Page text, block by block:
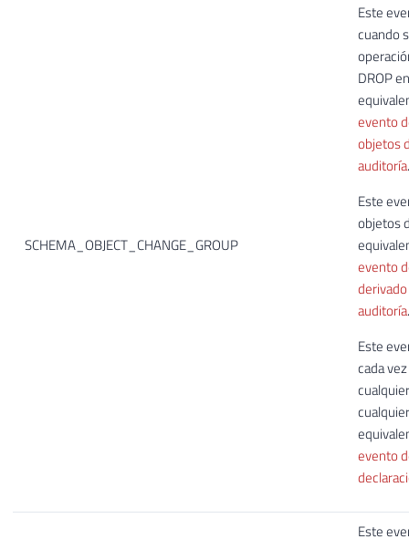
SCHEMA_OBJECT_CHANGE_GROUP
Este
cuando
DROP
evento
objetos
auditoría.
Este
objetos
evento
auditoría.
Este
cada
evento
Este